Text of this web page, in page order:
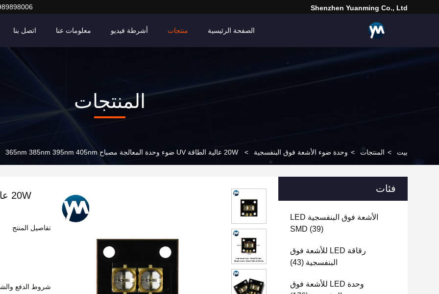
Shenzhen Yuanming Co., Ltd
الصفحة الرئيسية منتجات أشرطة فيديو معلومات عنا اتصل بنا
المنتجات
بيت > المنتجات > وحدة ضوء الأشعة فوق البنفسجية > 20W عالية الطاقة UV ضوء وحدة المعالجة مصباح 365nm 385nm 395nm 405nm
فئات
الأشعة فوق البنفسجية LED
SMD (39)
رقاقة LED للأشعة فوق
البنفسجية (43)
وحدة LED للأشعة فوق
تفاصيل المنتج
شروط الدفع